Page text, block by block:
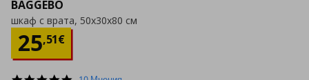
BAGGEBO
шкаф с врата, 50x30x80 см
25,51€
Цена